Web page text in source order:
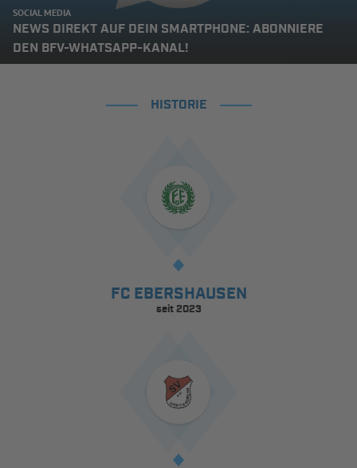
SOCIAL MEDIA
NEWS DIREKT AUF DEIN SMARTPHONE: ABONNIERE
DEN BFV-WHATSAPP-KANAL!
HISTORIE
FC EBERSHAUSEN
seit 2023